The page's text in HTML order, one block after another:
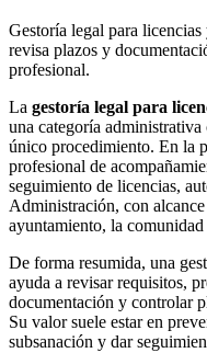
Gestoría legal para
revisa plazos y
profesional.
La gestoría legal para
una categoría
único procedimiento. En la
profesional de
seguimiento de licencias,
Administración, con
ayuntamiento, la
De forma resumida, una
ayuda a revisar requisitos,
documentación y controlar
Su valor suele estar en
subsanación y dar